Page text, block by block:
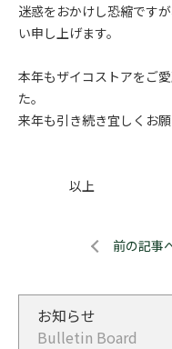
迷惑をおかけし恐縮です
い申し上げます。
本年もザイコストアをご
た。
来年も引き続き宜しくお願
以上
前の記事
お知らせ
Bulletin Board